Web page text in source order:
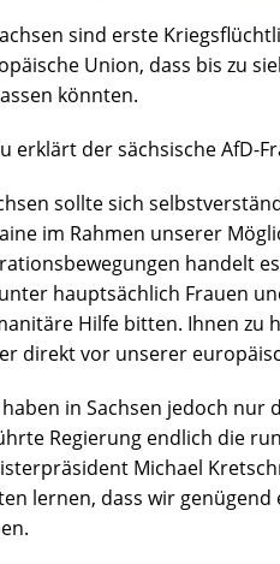
sind erste
Union, dass bis zu
könnten.
erklärt der sächsische AfD-
sollte sich
im Rahmen unserer
handelt
hauptsächlich Frauen
Hilfe bitten. Ihnen zu
direkt vor unserer
in Sachsen jedoch nur
Regierung endlich die
Michael
lernen, dass wir